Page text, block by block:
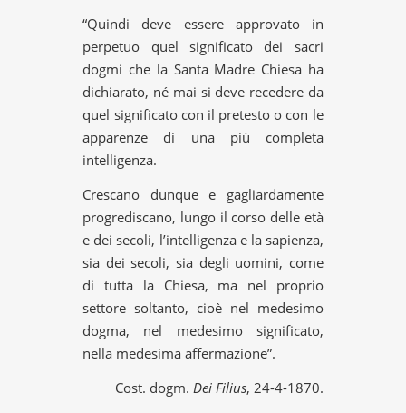
“Quindi deve essere approvato in
perpetuo quel significato dei sacri
dogmi che la Santa Madre Chiesa ha
dichiarato, né mai si deve recedere da
quel significato con il pretesto o con le
apparenze di una più completa
intelligenza.
Crescano dunque e gagliardamente
progrediscano, lungo il corso delle età
e dei secoli, l’intelligenza e la sapienza,
sia dei secoli, sia degli uomini, come
di tutta la Chiesa, ma nel proprio
settore soltanto, cioè nel medesimo
dogma, nel medesimo significato,
nella medesima affermazione”.
Cost. dogm. Dei Filius, 24-4-1870.